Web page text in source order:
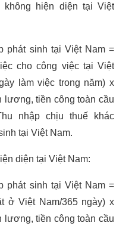
hiện diện tại Việt
phát sinh tại Việt Nam =
cho công việc tại Việt
làm việc trong năm) x
lương, tiền công toàn cầu
nhập chịu thuế khác
tại Việt Nam.
diện tại Việt Nam:
phát sinh tại Việt Nam =
ở Việt Nam/365 ngày) x
lương, tiền công toàn cầu